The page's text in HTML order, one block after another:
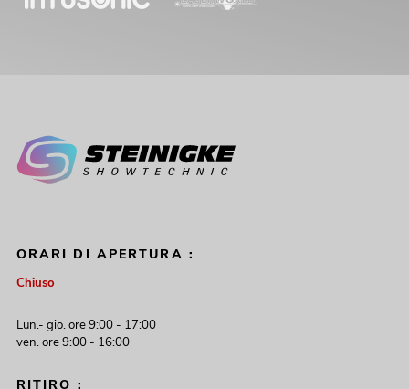
ORARI DI APERTURA :
Chiuso
Lun.- gio. ore 9:00 - 17:00
ven. ore 9:00 - 16:00
RITIRO :